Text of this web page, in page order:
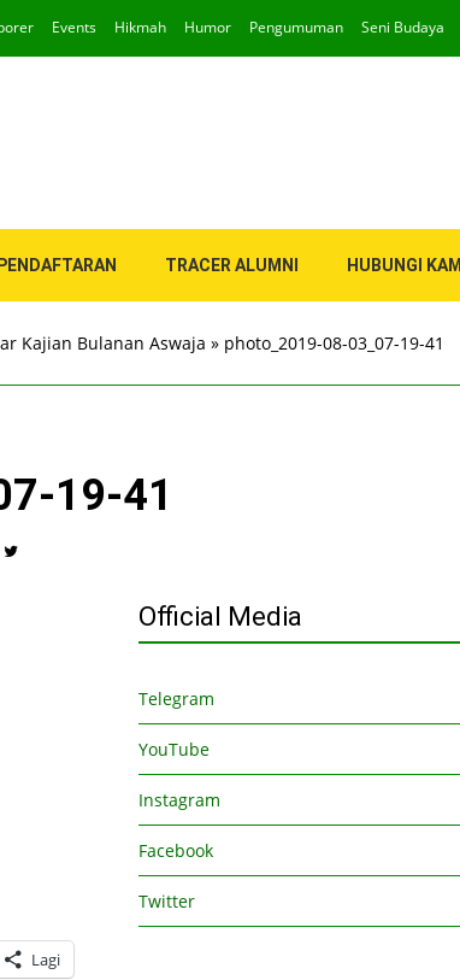
Events Hikmah Humor Pengumuman Seni Budaya
TRACER ALUMNI HUBUNGI KAMI
Kajian Bulanan Aswaja » photo_2019-08-03_07-19-41
19-41
Lagi
Official Media
Telegram
YouTube
Instagram
Facebook
Twitter